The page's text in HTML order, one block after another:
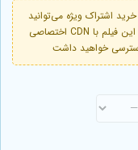
اشتراک ویژه می‌توانید
هر 2 ساعت یک‌بار درخواست همگام‌سازی لینک‌های این فیلم با CDN اختصاصی
خواهید داشت